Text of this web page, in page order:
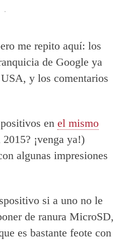
·
me repito aquí: los
de Google ya
y los comentarios
en el mismo
¡venga ya!)
algunas impresiones
si a uno no le
de ranura MicroSD,
es bastante feote con